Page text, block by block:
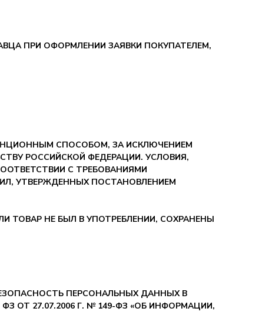
ПРИ ОФОРМЛЕНИИ ЗАЯВКИ ПОКУПАТЕЛЕМ,
СПОСОБОМ, ЗА ИСКЛЮЧЕНИЕМ
РОССИЙСКОЙ ФЕДЕРАЦИИ. УСЛОВИЯ,
С ТРЕБОВАНИЯМИ
УТВЕРЖДЕННЫХ ПОСТАНОВЛЕНИЕМ
ТОВАР НЕ БЫЛ В УПОТРЕБЛЕНИИ, СОХРАНЕНЫ
ПЕРСОНАЛЬНЫХ ДАННЫХ В
ОТ 27.07.2006 Г. № 149-ФЗ «ОБ ИНФОРМАЦИИ,